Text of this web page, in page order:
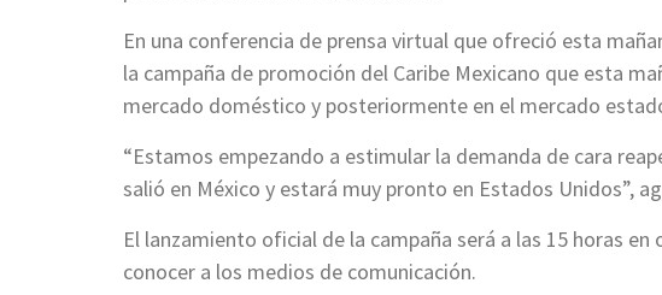
En una conferencia de prensa virtual que ofreció esta
la campaña de promoción del Caribe Mexicano que esta
mercado doméstico y posteriormente en el mercado
“Estamos empezando a estimular la demanda de cara
salió en México y estará muy pronto en Estados Unidos”,
El lanzamiento oficial de la campaña será a las 15 horas
conocer a los medios de comunicación.